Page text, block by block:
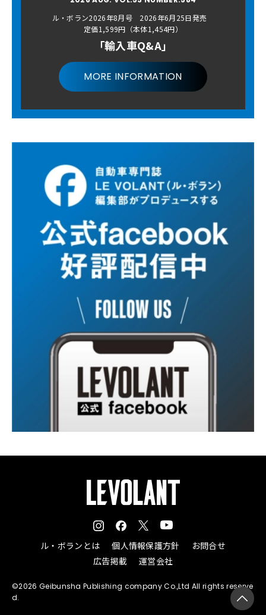
ル・ボラン2026年8月号 2026年6月25日発売
定価1,599円（本体1,454円）
「輸入車Q&A」
MORE INFORMATION
ル・ボランとは 個人情報保護方針
お問合せ
広告掲載
運営会社
©2026 Geibunsha Publishing company Co.,Ltd All rights reserve
d.